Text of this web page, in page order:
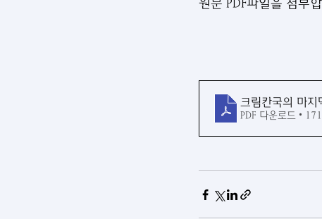
원문 PDF파일을 첨부
크림칸국의 마
PDF 다운로드 •